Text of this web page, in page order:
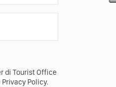
di Tourist Office
Policy.